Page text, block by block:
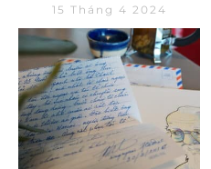
15 Tháng 4 2024